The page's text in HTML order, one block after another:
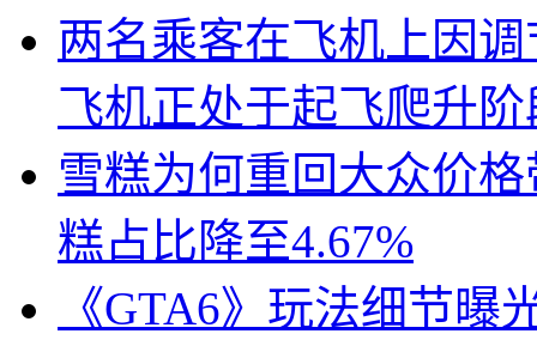
两名乘客在飞机上因
飞机正处于起飞爬升阶
雪糕为何重回大众价
糕占比降至4.67%
《GTA6》玩法细节